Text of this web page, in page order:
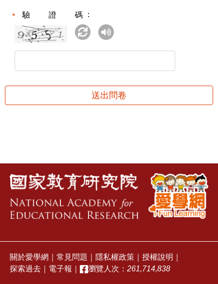
驗證碼
送出問卷
關於愛學網 常見問題 隱私權政策 授權說明
探索過去
電子報 瀏覽人次： 261,714,838